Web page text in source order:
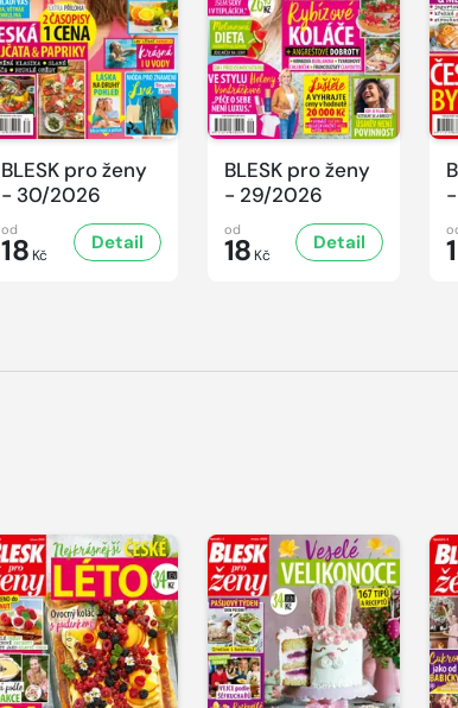
BLESK pro ženy
- 30/2026
od
18 Kč
Detail
BLESK pro ženy
- 29/2026
od
18 Kč
Detail